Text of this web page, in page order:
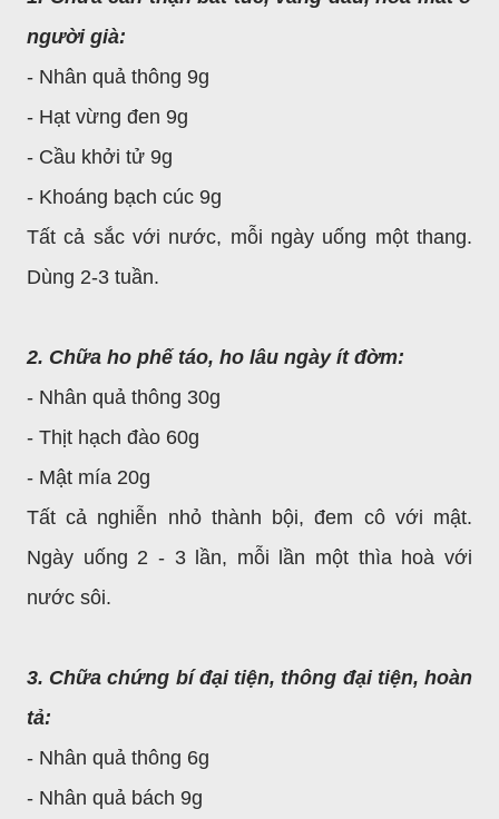
người già:
- Nhân quả thông 9g
- Hạt vừng đen 9g
- Cầu khởi tử 9g
- Khoáng bạch cúc 9g
Tất cả sắc với nước, mỗi ngày uống một thang.
Dùng 2-3 tuần.
2. Chữa ho phế táo, ho lâu ngày ít đờm:
- Nhân quả thông 30g
- Thịt hạch đào 60g
- Mật mía 20g
Tất cả nghiễn nhỏ thành bội, đem cô với mật.
Ngày uống 2 - 3 lần, mỗi lần một thìa hoà với
nước sôi.
3. Chữa chứng bí đại tiện, thông đại tiện, hoàn
tả:
- Nhân quả thông 6g
- Nhân quả bách 9g